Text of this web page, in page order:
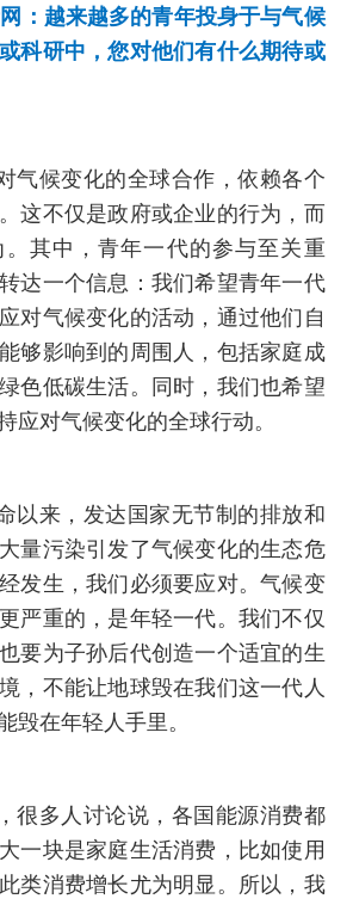
：越来越多的青年投身于与气候
科研中，您对他们有什么期待或
气候变化的全球合作，依赖各个
这不仅是政府或企业的行为，而
其中，青年一代的参与至关重
达一个信息：我们希望青年一代
对气候变化的活动，通过他们自
够影响到的周围人，包括家庭成
色低碳生活。同时，我们也希望
应对气候变化的全球行动。
以来，发达国家无节制的排放和
量污染引发了气候变化的生态危
发生，我们必须要应对。气候变
严重的，是年轻一代。我们不仅
要为子孙后代创造一个适宜的生
，不能让地球毁在我们这一代人
毁在年轻人手里。
很多人讨论说，各国能源消费都
一块是家庭生活消费，比如使用
类消费增长尤为明显。所以，我